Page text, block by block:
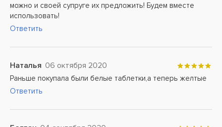
можно и своей супруге их предложить! Будем вместе
использовать!
Ответить
Наталья 06 октября 2020
Раньше покупала были белые таблетки,а теперь желтые
Ответить